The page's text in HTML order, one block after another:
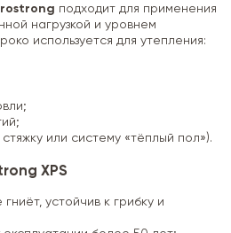
подходит для применения
нагрузкой и уровнем
используется для утепления:
или систему «тёплый пол»).
XPS
устойчив к грибку и